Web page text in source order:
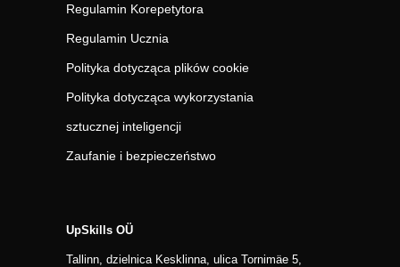
Regulamin Korepetytora
Regulamin Ucznia
Polityka dotycząca plików cookie
Polityka dotycząca wykorzystania
sztucznej inteligencji
Zaufanie i bezpieczeństwo
UpSkills OÜ
Tallinn, dzielnica Kesklinna, ulica Tornimäe 5,